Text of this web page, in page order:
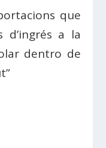
que
a la
dentro de